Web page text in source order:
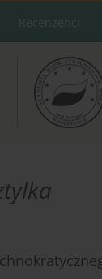
Recenzenci